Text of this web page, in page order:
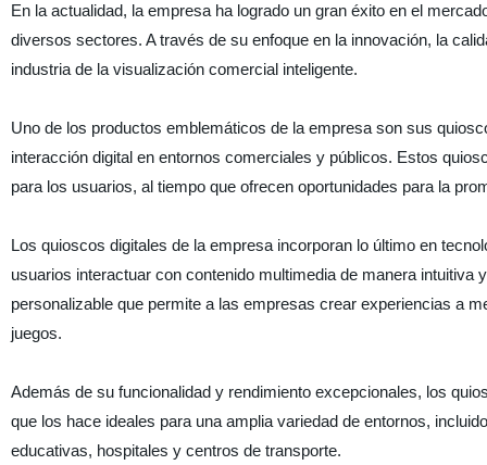
En la actualidad, la empresa ha logrado un gran éxito en el
diversos sectores. A través de su enfoque en la innovación, la
industria de la visualización comercial inteligente.
Uno de los productos emblemáticos de la empresa son sus
interacción digital en entornos comerciales y públicos. Estos
para los usuarios, al tiempo que ofrecen oportunidades para la
Los quioscos digitales de la empresa incorporan lo último en
usuarios interactuar con contenido multimedia de manera
personalizable que permite a las empresas crear experiencias a
juegos.
Además de su funcionalidad y rendimiento excepcionales, los
que los hace ideales para una amplia variedad de entornos,
educativas, hospitales y centros de transporte.